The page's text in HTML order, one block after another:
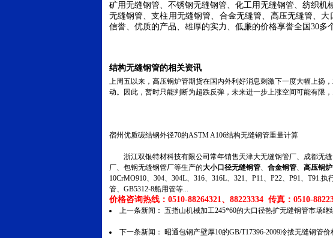
矿用无缝钢管、不锈钢无缝钢管、化工用无缝钢管、纺织
无缝钢管、支柱用无缝钢管、合金无缝管、高压无缝管、
信誉、优质的产品、雄厚的实力、低廉的价格享誉全国 30多
结构无缝钢管的相关资讯
上周五以来，高压锅炉管期货在国内外利好消息刺激下一度大幅上扬
动。因此，暂时只能判断为超跌反弹，未来进一步上涨空间可能有限，
宿州优质碳结钢外径70的ASTM A106结构无缝钢管重量计算
浙江双银特材科技有限公司常年销售天津大无缝钢管厂、成都无缝
厂、包钢无缝钢管厂等生产的大小口径无缝钢管、 合金钢管、 高压锅
10CrMO910、304、304L、316、316L、321、P11、P22、P91、T91.
管、GB5312-8船用管等...
价格咨询热线：0510-88264321、88223334 传真：0510-
上一条新闻： 五指山机械加工245*60的大口径热扩无缝钢管市场继
下一条新闻：
昭通包钢产壁厚10的GB/T17396-2009冷拔无缝钢管价